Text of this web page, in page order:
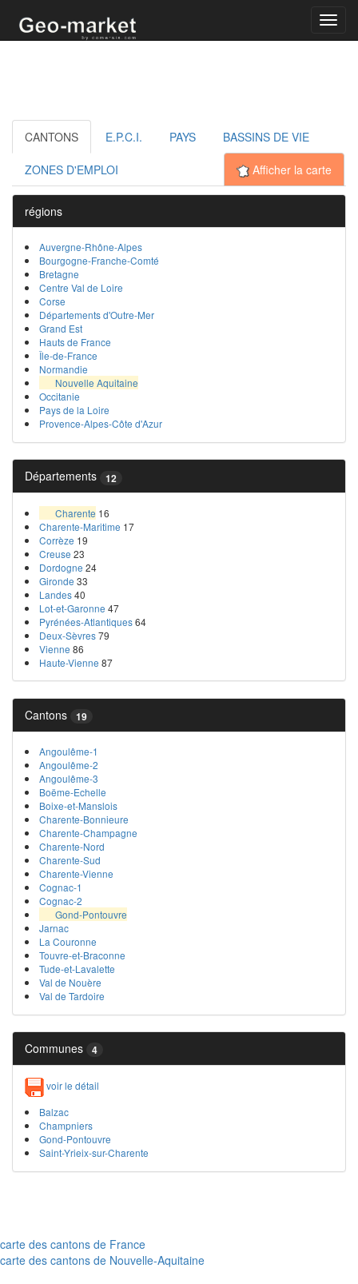
CANTONS E.P.C.I. PAYS BASSINS DE VIE
ZONES D'EMPLOI Afficher la carte
régions
Auvergne-Rhône-Alpes
Bourgogne-Franche-Comté
Bretagne
Centre Val de Loire
Corse
Départements d'Outre-Mer
Grand Est
Hauts de France
Île-de-France
Normandie
Nouvelle Aquitaine
Occitanie
Pays de la Loire
Provence-Alpes-Côte d'Azur
Départements 12
Charente 16
Charente-Maritime 17
Corrèze 19
Creuse 23
Dordogne 24
Gironde 33
Landes40
Lot-et-Garonne 47
Pyrénées-Atlantiques64
Deux-Sèvres79
Vienne 86
Haute-Vienne 87
Cantons 19
Angoulême-1
Angoulême-2
Angoulême-3
Boëme-Echelle
Boixe-et-Manslois
Charente-Bonnieure
Charente-Champagne
Charente-Nord
Charente-Sud
Charente-Vienne
Cognac-1
Cognac-2
Gond-Pontouvre
Jarnac
La Couronne
Touvre-et-Braconne
Tude-et-Lavalette
Val de Nouère
Val de Tardoire
Communes 4
voir le détail
Balzac
Champniers
Gond-Pontouvre
Saint-Yrieix-sur-Charente
carte des cantons de France
carte des cantons de Nouvelle-Aquitaine